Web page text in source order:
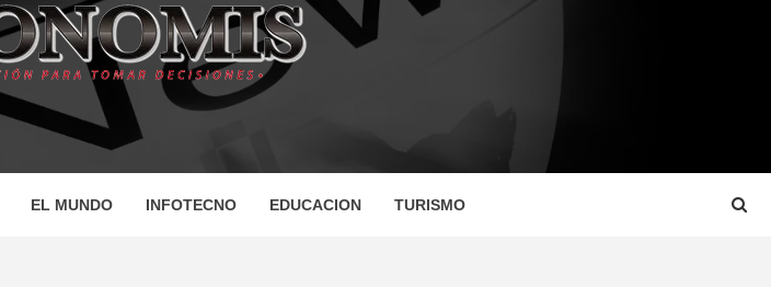
EL MUNDO INFOTECNO EDUCACION TURISMO